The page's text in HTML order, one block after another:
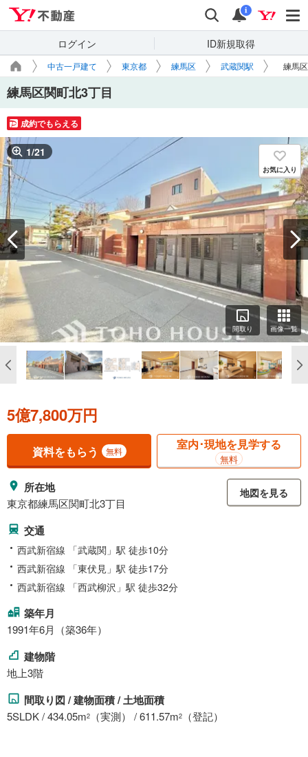
検索 通知
i
ログイン ID新規取得
中古一戸建て 東京都 練馬区 武蔵関駅 練馬
練馬区関町北3丁目
成約でもらえる
1/21
お気に入り
間取り 画像一覧
5億7,800万円
資料をもらう 無料 室内･現地を見学する
無料
所在地
東京都練馬区関町北3丁目
地図を見る
交通
西武新宿線 「武蔵関」駅 徒歩10分
西武新宿線 「東伏見」駅 徒歩17分
西武新宿線 「西武柳沢」駅 徒歩32分
築年月
1991年6月（築36年）
建物階
地上3階
間取り図 / 建物面積 / 土地面積
5SLDK / 434.05m2 （実測） / 611.57m2 （登記）